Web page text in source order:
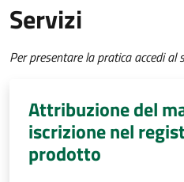
Servizi
Per presentare la pratica accedi al
Attribuzione del
iscrizione nel
prodotto